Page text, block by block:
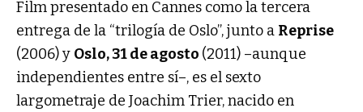
Film presentado en Cannes como la tercera
entrega de la “trilogía de Oslo”, junto a Reprise
(2006) y Oslo, 31 de agosto (2011) –aunque
independientes entre sí–, es el sexto
largometraje de Joachim Trier, nacido en